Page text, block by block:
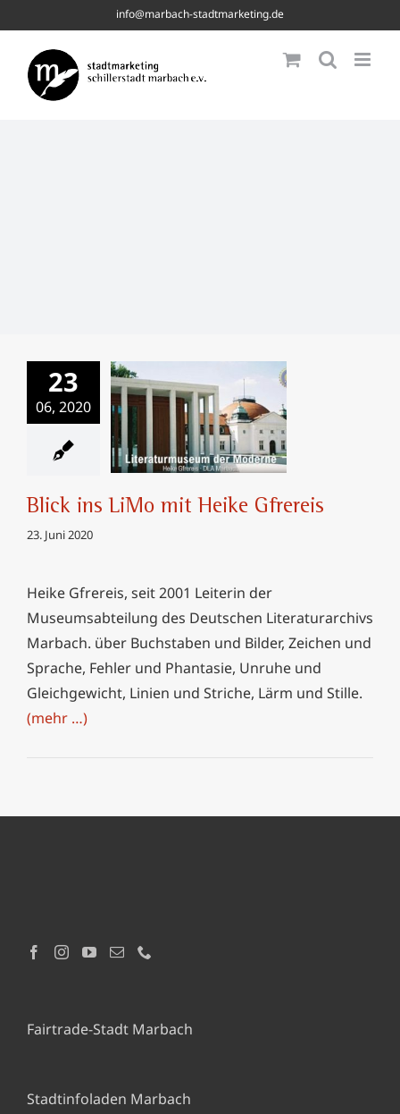
to
content
info@marbach-stadtmarketing.de
23
06, 2020
Blick ins LiMo mit
Heike Gfrereis
Blick ins LiMo mit Heike Gfrereis
23. Juni 2020
Heike Gfrereis, seit 2001 Leiterin der
Museumsabteilung des Deutschen Literaturarchivs
Marbach. über Buchstaben und Bilder, Zeichen und
Sprache, Fehler und Phantasie, Unruhe und
Gleichgewicht, Linien und Striche, Lärm und Stille.
(mehr …)
Fairtrade-Stadt Marbach
Stadtinfoladen Marbach